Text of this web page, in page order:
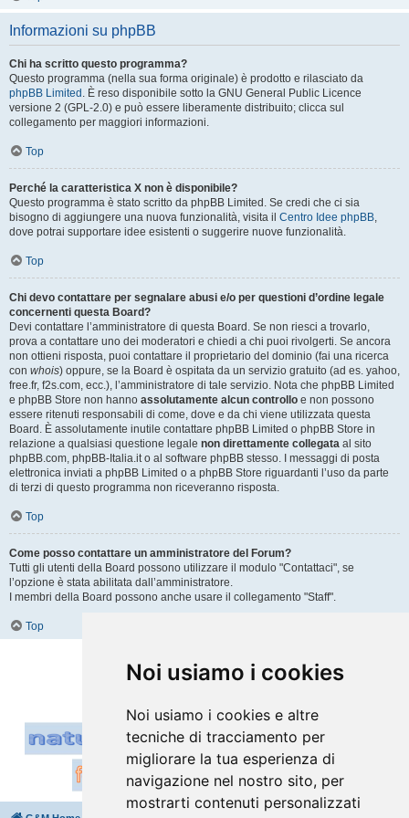
Noi usiamo i cookies
Noi usiamo i cookies e altre
tecniche di tracciamento per
migliorare la tua esperienza di
navigazione nel nostro sito, per
mostrarti contenuti personalizzati
Informazioni su phpBB
Chi ha scritto questo programma?
Questo programma (nella sua forma originale) è prodotto e rilasciato da
phpBB Limited . È reso disponibile sotto la GNU General Public Licence
versione 2 (GPL-2.0) e può essere liberamente distribuito; clicca sul
collegamento per maggiori informazioni.
Top
Perché la caratteristica X non è disponibile?
Questo programma è stato scritto da phpBB Limited. Se credi che ci sia
bisogno di aggiungere una nuova funzionalità, visita il Centro Idee phpBB,
dove potrai supportare idee esistenti o suggerire nuove funzionalità.
Top
Chi devo contattare per segnalare abusi e/o per questioni d’ordine legale
concernenti questa Board?
Devi contattare l’amministratore di questa Board. Se non riesci a trovarlo,
prova a contattare uno dei moderatori e chiedi a chi puoi rivolgerti. Se ancora
non ottieni risposta, puoi contattare il proprietario del dominio (fai una ricerca
con whois) oppure, se la Board è ospitata da un servizio gratuito (ad es. yahoo,
free.fr, f2s.com, ecc.), l’amministratore di tale servizio. Nota che phpBB Limited
e phpBB Store non hanno assolutamente alcun controllo e non possono
essere ritenuti responsabili di come, dove e da chi viene utilizzata questa
Board. È assolutamente inutile contattare phpBB Limited o phpBB Store in
relazione a qualsiasi questione legale non direttamente collegata al sito
phpBB.com, phpBB-Italia.it o al software phpBB stesso. I messaggi di posta
elettronica inviati a phpBB Limited o a phpBB Store riguardanti l’uso da parte
di terzi di questo programma non riceveranno risposta.
Top
Come posso contattare un amministratore del Forum?
Tutti gli utenti della Board possono utilizzare il modulo "Contattaci", se
l’opzione è stata abilitata dall’amministratore.
I membri della Board possono anche usare il collegamento "Staff".
Top